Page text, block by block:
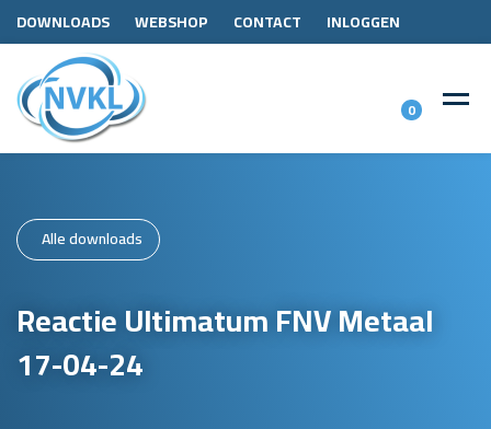
DOWNLOADS WEBSHOP CONTACT INLOGGEN
0
Alle downloads
Reactie Ultimatum FNV Metaal
17-04-24